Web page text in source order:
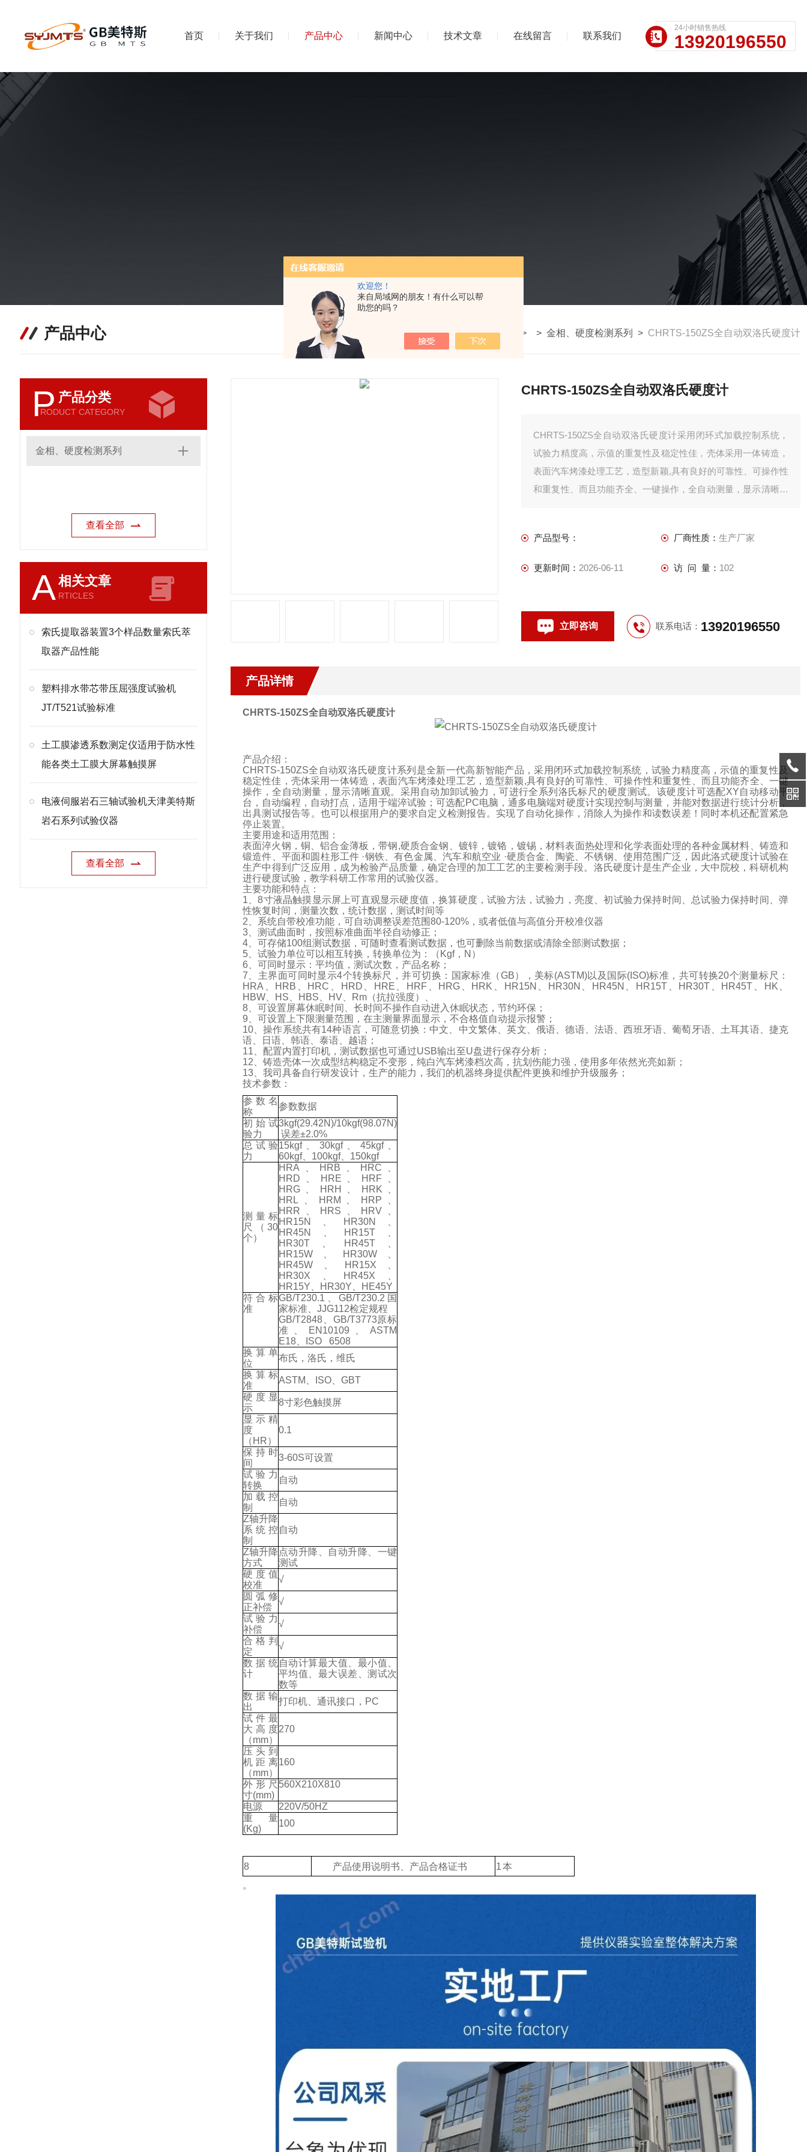
欢迎您！
来自局域网的朋友！有什么可以帮
助您的吗？
首页 关于我们 产品中心 新闻中心 技术文章 在线留言 联系我们
24小时销售热线
13920196550
产品中心 我的位置：首页>产品中心 > > 金相、硬度检测系列 > CHRTS-150ZS全自动双洛氏硬度计
P 产品分类
RODUCT CATEGORY
金相、硬度检测系列
查看全部
A相关文章
RTICLES
索氏提取器装置3个样品数量索氏萃
取器产品性能
塑料排水带芯带压屈强度试验机
JT/T521试验标准
土工膜渗透系数测定仪适用于防水性
能各类土工膜大屏幕触摸屏
电液伺服岩石三轴试验机天津美特斯
岩石系列试验仪器
查看全部
CHRTS-150ZS全自动双洛氏硬度计
CHRTS-150ZS全自动双洛氏硬度计采用闭环式加载控制系统，
试验力精度高，示值的重复性及稳定性佳，壳体采用一体铸造，
表面汽车烤漆处理工艺，造型新颖,具有良好的可靠性、可操作性
和重复性、而且功能齐全、一键操作，全自动测量，显示清晰直
产品型号： 厂商性质： 生产厂家
更新时间： 2026-06-11 访 问 量： 102
立即咨询 联系电话： 13920196550
产品详情
CHRTS-150ZS全自动双洛氏硬度计
产品介绍：
CHRTS-150ZS全自动双洛氏硬度计系列是全新一代高新智能产品，采用闭环式加载控制系统，试验力精度高，示值的重复性及
稳定性佳，壳体采用一体铸造，表面汽车烤漆处理工艺，造型新颖,具有良好的可靠性、可操作性和重复性、而且功能齐全、一键
操作，全自动测量，显示清晰直观。采用自动加卸试验力，可进行全系列洛氏标尺的硬度测试。该硬度计可选配XY自动移动平
台，自动编程，自动打点，适用于端淬试验；可选配PC电脑，通多电脑端对硬度计实现控制与测量，并能对数据进行统计分析，
出具测试报告等。也可以根据用户的要求自定义检测报告。实现了自动化操作，消除人为操作和读数误差！同时本机还配置紧急
停止装置。
主要用途和适用范围：
表面淬火钢，铜、铝合金薄板，带钢,硬质合金钢、镀锌，镀铬，镀锡，材料表面热处理和化学表面处理的各种金属材料、铸造和
锻造件、平面和圆柱形工件 ·钢铁、有色金属、汽车和航空业 ·硬质合金、陶瓷、不锈钢、使用范围广泛，因此洛式硬度计试验在
生产中得到广泛应用，成为检验产品质量，确定合理的加工工艺的主要检测手段。洛氏硬度计是生产企业，大中院校，科研机构
进行硬度试验，教学科研工作常用的试验仪器。
主要功能和特点：
1 、8寸液晶触摸显示屏上可直观显示硬度值，换算硬度，试验方法，试验力，亮度、初试验力保持时间、总试验力保持时间、弹
性恢复时间，测量次数，统计数据，测试时间等
2 、系统自带校准功能，可自动调整误差范围80-120% ，或者低值与高值分开校准仪器
3 、测试曲面时，按照标准曲面半径自动修正；
4 、可存储100组测试数据，可随时查看测试数据，也可删除当前数据或清除全部测试数据；
5 、试验力单位可以相互转换，转换单位为：（ Kgf， N ）
6 、可同时显示：平均值，测试次数，产品名称；
7 、主界面可同时显示4个转换标尺，并可切换：国家标准（GB），美标(ASTM)以及国际(ISO)标准，共可转换20个测量标尺：
HRA
HRB HRC HRD HRE HRF HRG HRK HR15N HR30N HR45N HR15T HR30T HR45T HK
HBW
HS HBS HV Rm （抗拉强度）、
8 、可设置屏幕休眠时间、长时间不操作自动进入休眠状态，节约环保；
9 、可设置上下限测量范围，在主测量界面显示，不合格值自动提示报警；
10 、操作系统共有14种语言，可随意切换：中文、中文繁体、英文、俄语、德语、法语、西班牙语、葡萄牙语、土耳其语、捷克
语、日语、韩语、泰语、越语；
11 、配置内置打印机，测试数据也可通过USB输出至U盘进行保存分析；
12 、铸造壳体一次成型结构稳定不变形，纯白汽车烤漆档次高，抗划伤能力强，使用多年依然光亮如新；
13 、我司具备自行研发设计，生产的能力，我们的机器终身提供配件更换和维护升级服务；
技术参数：
参数名
称
参数数据
初始试
验力
3kgf(29.42N)/10kgf(98.07N)
误差±2.0%
总试验
力
15kgf、 30kgf、 45kgf、
60kgf、 100kgf、 150kgf
测量标
尺（ 30
个）
HRA HRB HRC
HRD
HRE HRF
HRG
HRH HRK
HRL
HRM HRP
HRR
HRS HRV
HR15N
HR30N
HR45N
HR15T
HR30T
HR45T、
HR15W
HR30W
HR45W
HR15X
HR30X
HR45X
HR15Y
HR30Y
HE45Y
符合标
准
GB/T230.1 、GB/T230.2 国
家标准、 JJG112检定规程
GB/T2848
GB/T3773原标
准、
EN10109
ASTM
E18
ISO 6508
换算单
位
布氏，洛氏，维氏
换算标
准
ASTM ISO
GBT
硬度显
示
8寸彩色触摸屏
显示精
度
（ HR）
0.1
保持时
间
3-60S可设置
试验力
转换
自动
加载控
制
自动
Z轴升降
系统控
制
自动
Z轴升降
方式
点动升降、自动升降、一键
测试
硬度值
校准
√
圆弧修
正补偿
√
试验力
补偿
√
合格判
定
√
数据统
计
自动计算最大值、最小值、
平均值、最大误差、测试次
数等
数据输
出
打印机、通讯接口， PC
试件最
大高度
（mm）
270
压头到
机距离
（mm）
160
外形尺
寸(mm)
560X210X810
电源
220V/50HZ
重量
(Kg)
100
8 产品使用说明书、产品合格证书 1本
。